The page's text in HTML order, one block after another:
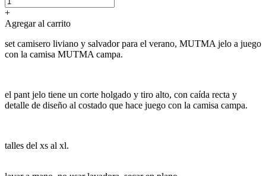
+
Agregar al carrito
set camisero liviano y salvador para el verano, MUTMA jelo a juego
con la camisa MUTMA campa.
el pant jelo tiene un corte holgado y tiro alto, con caída recta y
detalle de diseño al costado que hace juego con la camisa campa.
talles del xs al xl.